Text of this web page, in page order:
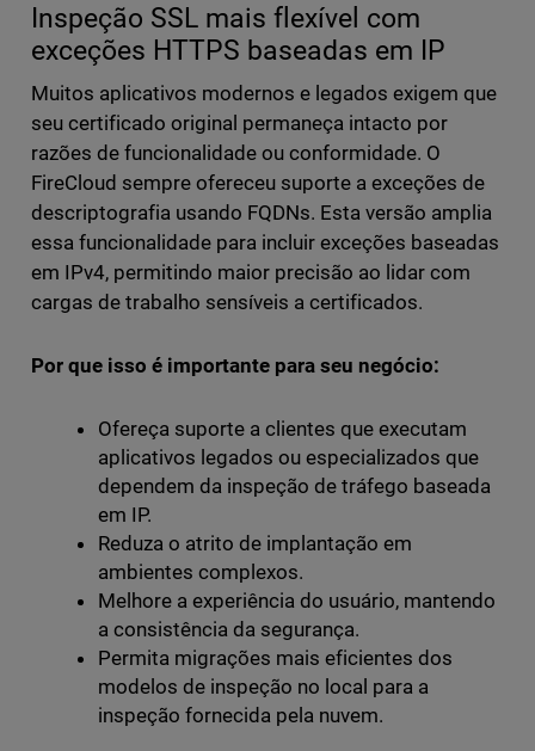
Inspeção SSL mais flexível com
exceções HTTPS baseadas em IP
Muitos aplicativos modernos e legados exigem que
seu certificado original permaneça intacto por
razões de funcionalidade ou conformidade. O
FireCloud sempre ofereceu suporte a exceções de
descriptografia usando FQDNs. Esta versão amplia
essa funcionalidade para incluir exceções baseadas
em IPv4, permitindo maior precisão ao lidar com
cargas de trabalho sensíveis a certificados.
Por que isso é importante para seu negócio:
Ofereça suporte a clientes que executam
aplicativos legados ou especializados que
dependem da inspeção de tráfego baseada
em IP.
Reduza o atrito de implantação em
ambientes complexos.
Melhore a experiência do usuário, mantendo
a consistência da segurança.
Permita migrações mais eficientes dos
modelos de inspeção no local para a
inspeção fornecida pela nuvem.